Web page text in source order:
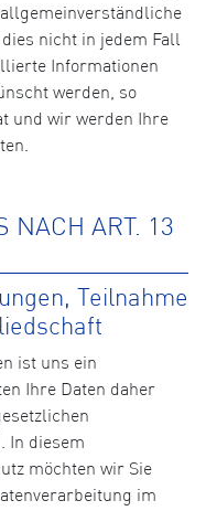
nicht in jedem Fall
Informationen
werden, so
und wir werden Ihre
NACH ART. 13
Teilnahme
ist uns ein
Ihre Daten daher
In diesem
möchten wir Sie
im